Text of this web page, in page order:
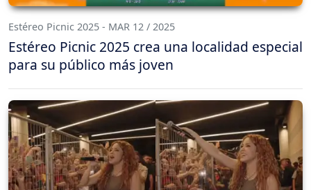
Estéreo Picnic 2025 - MAR 12 / 2025
Estéreo Picnic 2025 crea una localidad especial
para su público más joven